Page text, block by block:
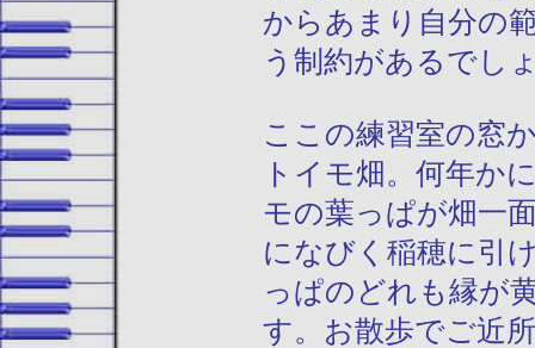
からあまり自分の
う制約があるでし
ここの練習室の窓
トイモ畑。何年か
モの葉っぱが畑一
になびく稲穂に引
っぱのどれも縁が
す。お散歩でご近